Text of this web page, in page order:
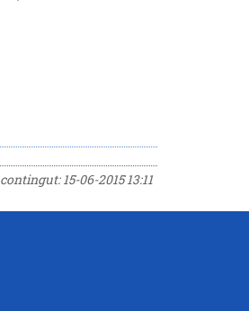
contingut: 15-06-2015 13:11